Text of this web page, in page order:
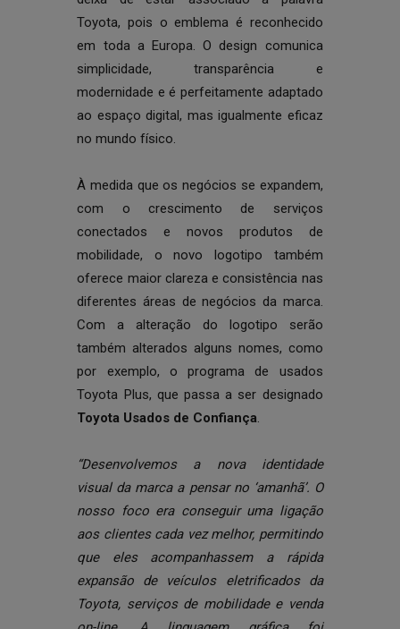
Toyota, pois o emblema é reconhecido
em toda a Europa. O design comunica
simplicidade, transparência e
modernidade e é perfeitamente adaptado
ao espaço digital, mas igualmente eficaz
no mundo físico.
À medida que os negócios se expandem,
com o crescimento de serviços
conectados e novos produtos de
mobilidade, o novo logotipo também
oferece maior clareza e consistência nas
diferentes áreas de negócios da marca.
Com a alteração do logotipo serão
também alterados alguns nomes, como
por exemplo, o programa de usados
Toyota Plus, que passa a ser designado
Toyota Usados de Confiança.
“Desenvolvemos a nova identidade
visual da marca a pensar no ‘amanhã’. O
nosso foco era conseguir uma ligação
aos clientes cada vez melhor, permitindo
que eles acompanhassem a rápida
expansão de veículos eletrificados da
Toyota, serviços de mobilidade e venda